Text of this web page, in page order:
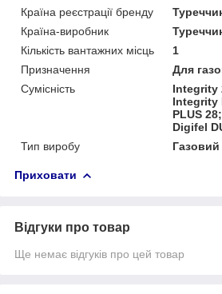
Країна реєстрації бренду
Країна-виробник
Кількість вантажних місць
1
Призначення
Для
Сумісність
Integrity
Integrity
PLUS
Digifel
Тип виробу
Газовий
Приховати
Відгуки про товар
Ще немає відгуків про цей товар